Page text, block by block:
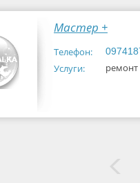
Мастер +
Телефон:
Услуги: ремонт